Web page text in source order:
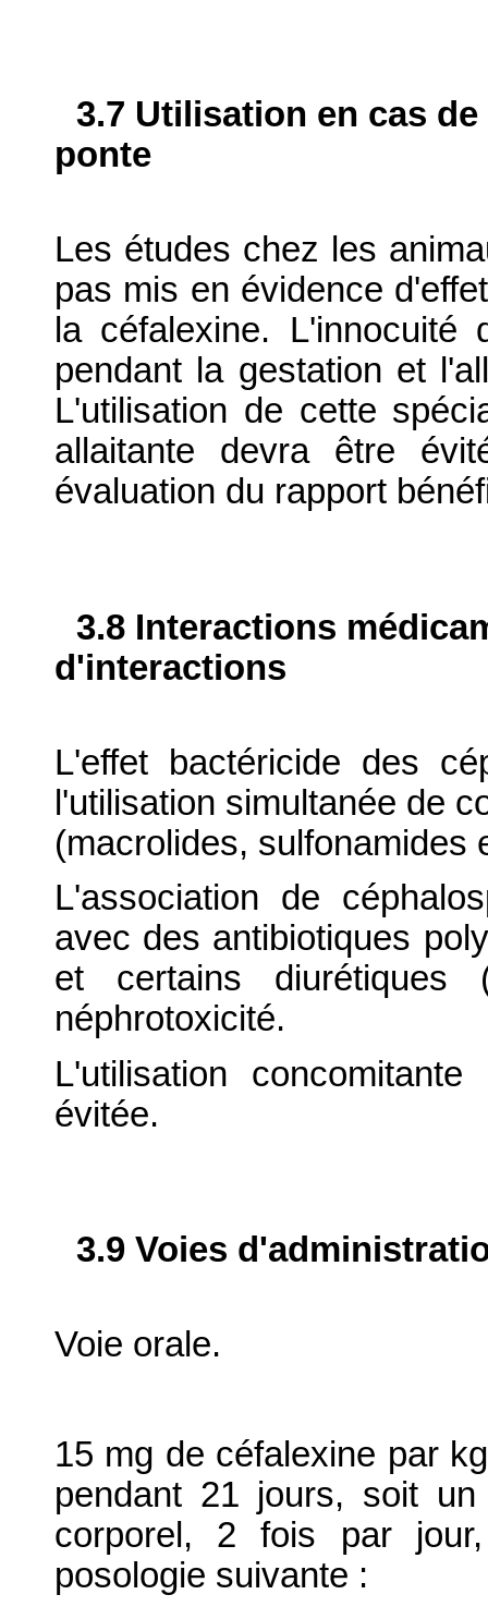
3.7 Utilisation en cas
ponte
Les études chez les
pas mis en évidence
la céfalexine.
pendant la gestation et
L'utilisation de cette
allaitante devra être
évaluation du rapport
3.8 Interactions
d'interactions
L'effet bactéricide des
l'utilisation simultanée de
(macrolides, sulfonamides
L'association de
avec des antibiotiques
et certains diurétiques
néphrotoxicité.
L'utilisation
évitée.
3.9 Voies
Voie orale.
15 mg de céfalexine par
pendant 21 jours, soit
corporel, 2 fois par
posologie suivante :